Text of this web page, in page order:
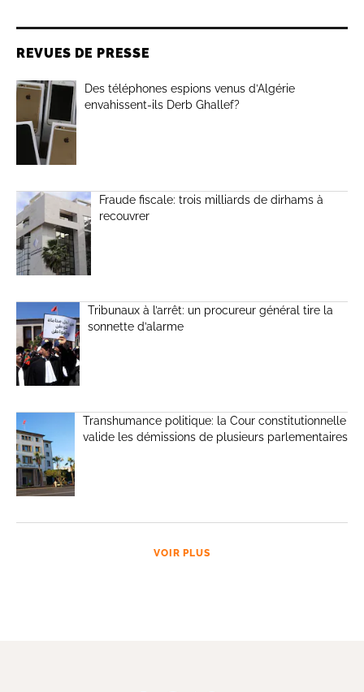
REVUES DE PRESSE
Des téléphones espions venus d’Algérie
envahissent-ils Derb Ghallef?
Fraude fiscale: trois milliards de dirhams à
recouvrer
Tribunaux à l’arrêt: un procureur général tire la
sonnette d’alarme
Transhumance politique: la Cour constitutionnelle
valide les démissions de plusieurs parlementaires
VOIR PLUS